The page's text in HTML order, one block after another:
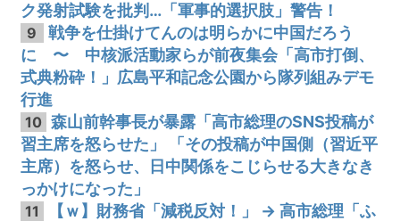
ク発射試験を批判…「軍事的選択肢」警告！
9
戦争を仕掛けてんのは明らかに中国だろう
に 〜 中核派活動家らが前夜集会「高市打倒、
式典粉砕！」広島平和記念公園から隊列組みデモ
行進
10 森山前幹事長が暴露「高市総理のSNS投稿が
習主席を怒らせた」 「その投稿が中国側（習近平
主席）を怒らせ、日中関係をこじらせる大きなき
っかけになった」
11
【ｗ】財務省「減税反対！」 → 高市総理「ふ